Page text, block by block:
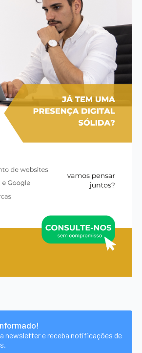
newsletter e receba notificações de